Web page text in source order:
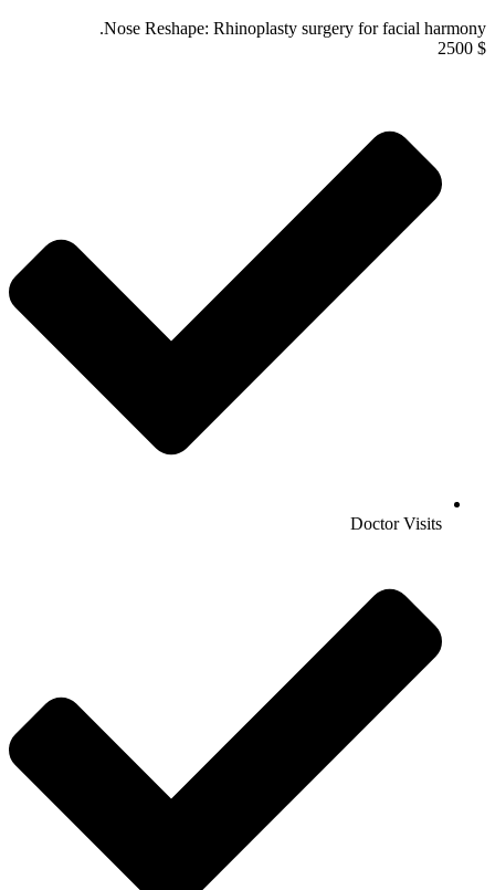
Nose Reshape: Rhinoplasty surgery for facial harmony.
$
2500
Doctor Visits